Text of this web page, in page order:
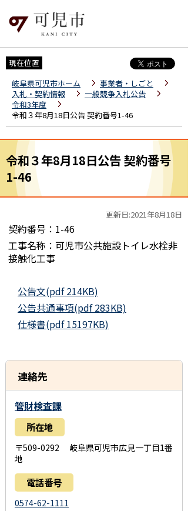
現在位置
岐阜県可児市ホーム
事業者・しごと
入札・契約情報
一般競争入札公告
令和3年度
令和３年8月18日公告 契約番号1-46
令和３年8月18日公告 契約番号
1-46
更新日:2021年8月18日
契約番号：1-46
工事名称：可児市公共施設トイレ水栓非
接触化工事
公告文(pdf 214KB)
公告共通事項(pdf 283KB)
仕様書(pdf 15197KB)
連絡先
管財検査課
所在地
〒509-0292 岐阜県可児市広見一丁目1番
地
電話番号
0574-62-1111